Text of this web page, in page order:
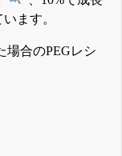
ます。
場合のPEGレシ